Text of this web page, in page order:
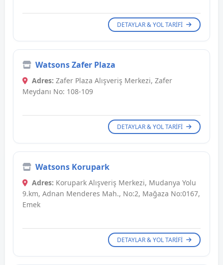
DETAYLAR & YOL TARIFI
Watsons Zafer Plaza
Adres: Zafer Plaza Alışveriş Merkezi, Zafer
Meydanı No: 108-109
DETAYLAR & YOL TARIFI
Watsons Korupark
Adres: Korupark Alışveriş Merkezi, Mudanya Yolu
9.km, Adnan Menderes Mah., No:2, Mağaza No:0167,
Emek
DETAYLAR & YOL TARIFI